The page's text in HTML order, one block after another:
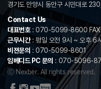
경기도 안양시 동안구 시민대로
Contact Us
대표번호: 070-5099-8600
근무시간: 평일 오전 9시 ~ 오후 6
비젼문의 : 070-5099-8601
임베디드 PC 문의 : 070-5096-
ⓒ Nexber. All rights reserved.